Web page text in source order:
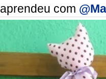
aprendeu com